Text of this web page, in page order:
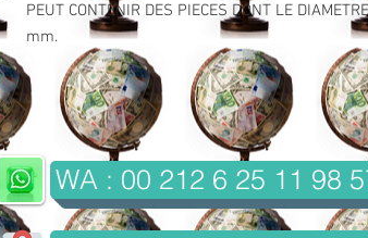
PEUT CONTENIR DES PIECES DONT LE
mm.
WA : 00 212 6 25 11 98